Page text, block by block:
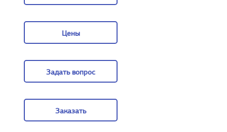
Цены
Задать вопрос
Заказать